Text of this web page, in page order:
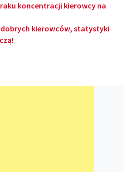
koncentracji kierowcy na
dobrych kierowców, statystyki